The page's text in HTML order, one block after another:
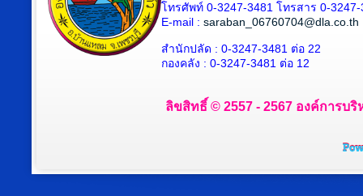
โทรศัพท์ 0-3247-3481 โทรสาร 0-3247-
E-mail : saraban_06760704@dla.co.th
สำนักปลัด : 0-3247-3481 ต่อ 22
กองคลัง : 0-3247-3481 ต่อ 12
ลิขสิทธิ์ © 2557 - 2567 องค์การบ